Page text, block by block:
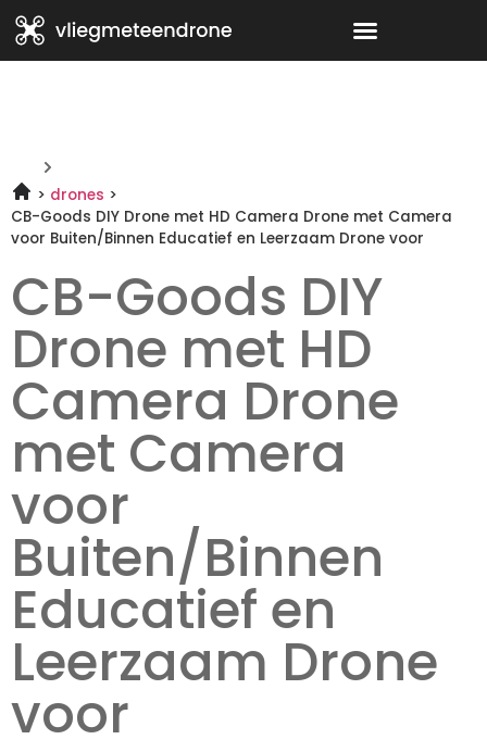
drones
CB-Goods DIY Drone met HD Camera Drone met Camera
voor Buiten/Binnen Educatief en Leerzaam Drone voor
CB-Goods DIY
Drone met HD
Camera Drone
met Camera
voor
Buiten/Binnen
Educatief en
Leerzaam Drone
voor